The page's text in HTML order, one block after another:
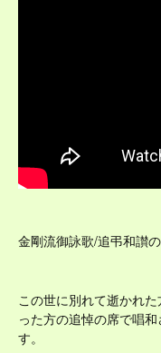
金剛流御詠歌/追弔和讃
この世に別れて逝かれ
った方の追悼の席で唱
す。